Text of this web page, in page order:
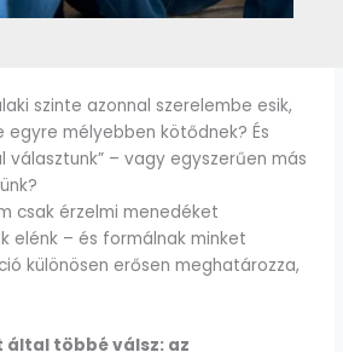
szinte azonnal szerelembe esik,
egyre mélyebben kötődnek? És
választunk” – vagy egyszerűen más
csak érzelmi menedéket
elénk – és formálnak minket
különösen erősen meghatározza,
többé válsz: az